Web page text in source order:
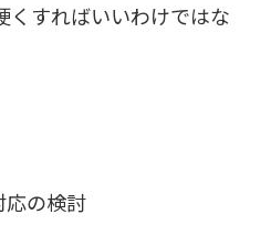
くすればいいわけではな
応の検討